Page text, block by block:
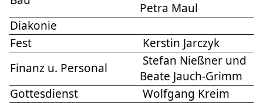
Petra Maul
Diakonie
Fest
Kerstin Jarczyk
Finanz u. Personal
Stefan Nießner und
Beate Jauch-Grimm
Gottesdienst
Wolfgang Kreim